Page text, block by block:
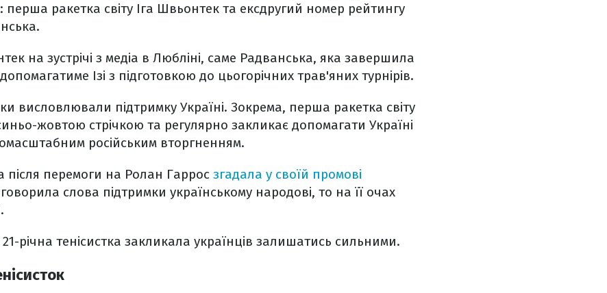
перша ракетка світу Іга Швьонтек та ексдругий номер рейтингу
на зустрічі з медіа в Любліні, саме Радванська, яка завершила
Ізі з підготовкою до цьогорічних трав'яних турнірів.
висловлювали підтримку Україні. Зокрема, перша ракетка світу
жовтою стрічкою та регулярно закликає допомагати Україні
російським вторгненням.
після перемоги на Ролан Гаррос згадала у своїй промові
слова підтримки українському народові, то на її очах
річна тенісистка закликала українців залишатись сильними.